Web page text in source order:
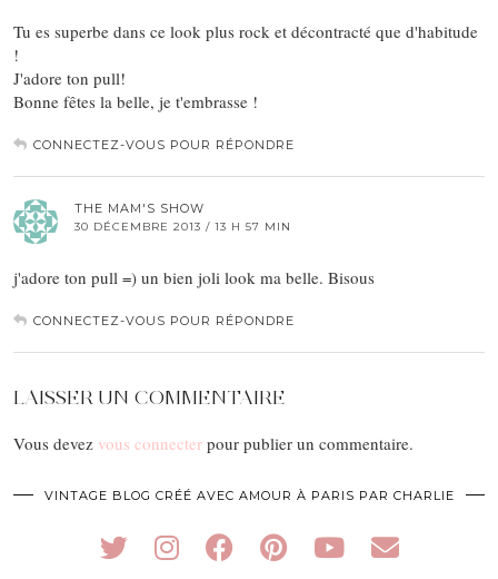
Tu es superbe dans ce look plus rock et décontracté que d'habitude
!
J'adore ton pull!
Bonne fêtes la belle, je t'embrasse !
CONNECTEZ-VOUS POUR RÉPONDRE
THE MAM'S SHOW
30 DÉCEMBRE 2013 / 13 H 57 MIN
j'adore ton pull =) un bien joli look ma belle. Bisous
CONNECTEZ-VOUS POUR RÉPONDRE
LAISSER UN COMMENTAIRE
Vous devez vous connecter pour publier un commentaire.
VINTAGE BLOG CRÉÉ AVEC AMOUR À PARIS PAR CHARLIE